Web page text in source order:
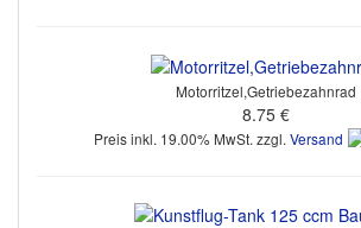
Motorritzel,Getriebezahnrad
8.75 €
Preis inkl. 19.00% MwSt. zzgl. Versand